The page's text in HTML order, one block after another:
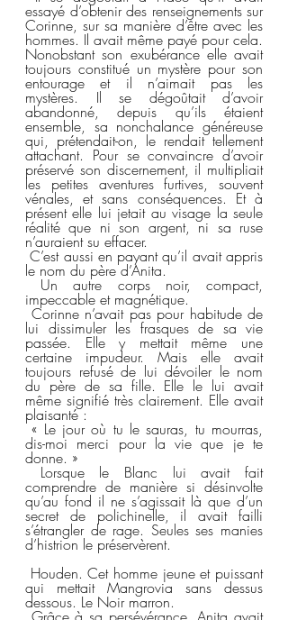
essayé d’obtenir des renseignements sur
Corinne, sur sa manière d’être avec les
hommes. Il avait même payé pour cela.
Nonobstant son exubérance elle avait
toujours constitué un mystère pour son
entourage et il n’aimait pas les
mystères. Il se dégoûtait d’avoir
abandonné, depuis qu’ils étaient
ensemble, sa nonchalance généreuse
qui, prétendait-on, le rendait tellement
attachant. Pour se convaincre d’avoir
préservé son discernement, il multipliait
les petites aventures furtives, souvent
vénales, et sans conséquences. Et à
présent elle lui jetait au visage la seule
réalité que ni son argent, ni sa ruse
n’auraient su effacer.
C’est aussi en payant qu’il avait appris
le nom du père d’Anita.
impeccable et magnétique.
lui dissimuler les frasques de sa vie
passée. Elle y mettait même une
certaine impudeur. Mais elle avait
toujours refusé de lui dévoiler le nom
du père de sa fille. Elle le lui avait
même signifié très clairement. Elle avait
plaisanté :
« Le jour où tu le sauras, tu mourras,
dis-moi merci pour la vie que je te
donne. »
comprendre de manière si désinvolte
qu’au fond il ne s’agissait là que d’un
secret de polichinelle, il avait failli
s’étrangler de rage. Seules ses manies
d’histrion le préservèrent.
qui mettait Mangrovia sans dessus
dessous. Le Noir marron.